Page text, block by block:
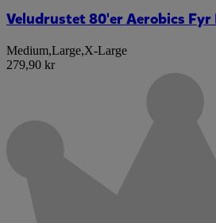
Veludrustet 80'er Aerobics Fyr
Medium,Large,X-Large
279,90 kr